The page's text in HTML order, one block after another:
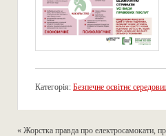
Категорія: Безпечне освітнє
« Жорстка правда про електросамокати,